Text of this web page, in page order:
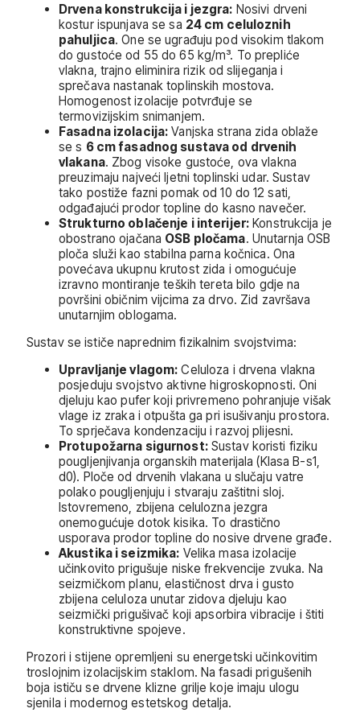
Drvena konstrukcija i jezgra: Nosivi drveni
kostur ispunjava se sa 24 cm celuloznih
pahuljica. One se ugrađuju pod visokim tlakom
do gustoće od 55 do 65 kg/m³. To prepliće
vlakna, trajno eliminira rizik od slijeganja i
sprečava nastanak toplinskih mostova.
Homogenost izolacije potvrđuje se
termovizijskim snimanjem.
Fasadna izolacija: Vanjska strana zida oblaže
se s 6 cm fasadnog sustava od drvenih
vlakana. Zbog visoke gustoće, ova vlakna
preuzimaju najveći ljetni toplinski udar. Sustav
tako postiže fazni pomak od 10 do 12 sati,
odgađajući prodor topline do kasno navečer.
Strukturno oblačenje i interijer: Konstrukcija je
obostrano ojačana OSB pločama. Unutarnja OSB
ploča služi kao stabilna parna kočnica. Ona
povećava ukupnu krutost zida i omogućuje
izravno montiranje teških tereta bilo gdje na
površini običnim vijcima za drvo. Zid završava
unutarnjim oblogama.
Sustav se ističe naprednim fizikalnim svojstvima:
Upravljanje vlagom: Celuloza i drvena vlakna
posjeduju svojstvo aktivne higroskopnosti. Oni
djeluju kao pufer koji privremeno pohranjuje višak
vlage iz zraka i otpušta ga pri isušivanju prostora.
To sprječava kondenzaciju i razvoj plijesni.
Protupožarna sigurnost:Sustav koristi fiziku
pougljenjivanja organskih materijala (Klasa B-s1,
d0). Ploče od drvenih vlakana u slučaju vatre
polako pougljenjuju i stvaraju zaštitni sloj.
Istovremeno, zbijena celulozna jezgra
onemogućuje dotok kisika. To drastično
usporava prodor topline do nosive drvene građe.
Akustika i seizmika: Velika masa izolacije
učinkovito prigušuje niske frekvencije zvuka. Na
seizmičkom planu, elastičnost drva i gusto
zbijena celuloza unutar zidova djeluju kao
seizmički prigušivač koji apsorbira vibracije i štiti
konstruktivne spojeve.
Prozori i stijene opremljeni su energetski učinkovitim
troslojnim izolacijskim staklom. Na fasadi prigušenih
boja ističu se drvene klizne grilje koje imaju ulogu
sjenila i modernog estetskog detalja.